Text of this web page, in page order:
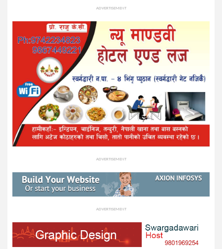
ADVERTISEMENT
ADVERTISEMENT
ADVERTISEMENT